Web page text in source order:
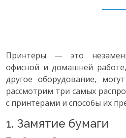
Принтеры — это
офисной и домашней
другое оборудование,
рассмотрим три самых
с принтерами и способы их
1. Замятие бумаги